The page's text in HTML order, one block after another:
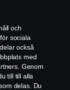
n
y
f
l
i
.
och
sociala
också
med
Genom
till till alla
delas. Du